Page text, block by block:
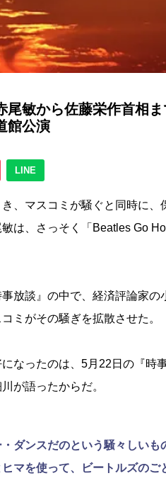
尾敏から佐藤栄作首相
館公演
LINE
、マスコミが騒ぐと同時に、
は、さっそく「Beatles Go
放談』の中で、経済評論家の
ミがその騒ぎを拡散させた。
なったのは、5月22日の『時
が語ったからだ。
ダンスだのという騒々しいも
マを使って、ビートルズの